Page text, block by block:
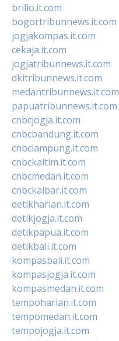
brilio.it.com
bogortribunnews.it.com
jogjakompas.it.com
cekaja.it.com
jogjatribunnews.it.com
dkitribunnews.it.com
medantribunnews.it.com
papuatribunnews.it.com
cnbcjogja.it.com
cnbcbandung.it.com
cnbclampung.it.com
cnbckaltim.it.com
cnbcmedan.it.com
cnbckalbar.it.com
detikharian.it.com
detikjogja.it.com
detikpapua.it.com
detikbali.it.com
kompasbali.it.com
kompasjogja.it.com
kompasmedan.it.com
tempoharian.it.com
tempomedan.it.com
tempojogja.it.com